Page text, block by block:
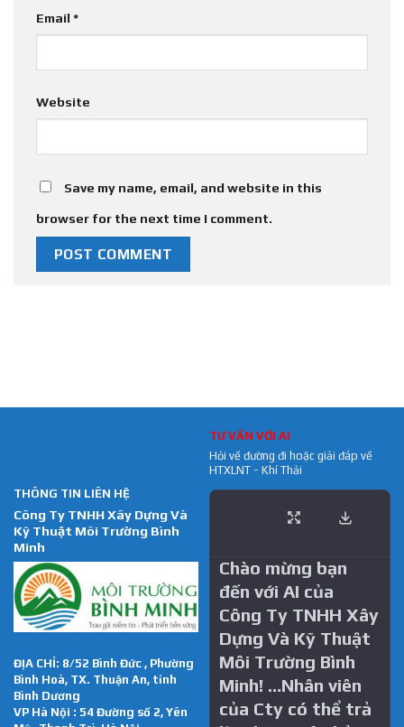
Email *
Website
Save my name, email, and website in this
browser for the next time I comment.
THÔNG TIN LIÊN HỆ
Công Ty TNHH Xây Dựng Và
Kỹ Thuật Môi Trường Bình
Minh
ĐỊA CHỈ: 8/52 Bình Đức , Phường
Bình Hoà, TX. Thuận An, tỉnh
Bình Dương
VP Hà Nội : 54 Đường số 2, Yên
TƯ VẤN VỚI AI
Hỏi về đường đi hoặc giải đáp về
HTXLNT - Khí Thải
Chào mừng bạn
đến với AI của
Công Ty TNHH Xây
Dựng Và Kỹ Thuật
Môi Trường Bình
Minh! …Nhân viên
của Cty có thể trả